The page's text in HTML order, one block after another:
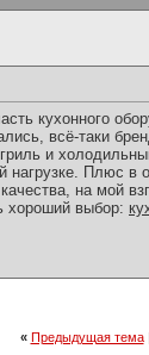
кухонного
всё-таки
и
нагрузке. Плюс
на мой
хороший выбор:
« Предыдущая тема|